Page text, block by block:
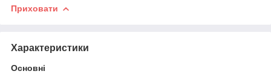
Приховати
Характеристики
Основні